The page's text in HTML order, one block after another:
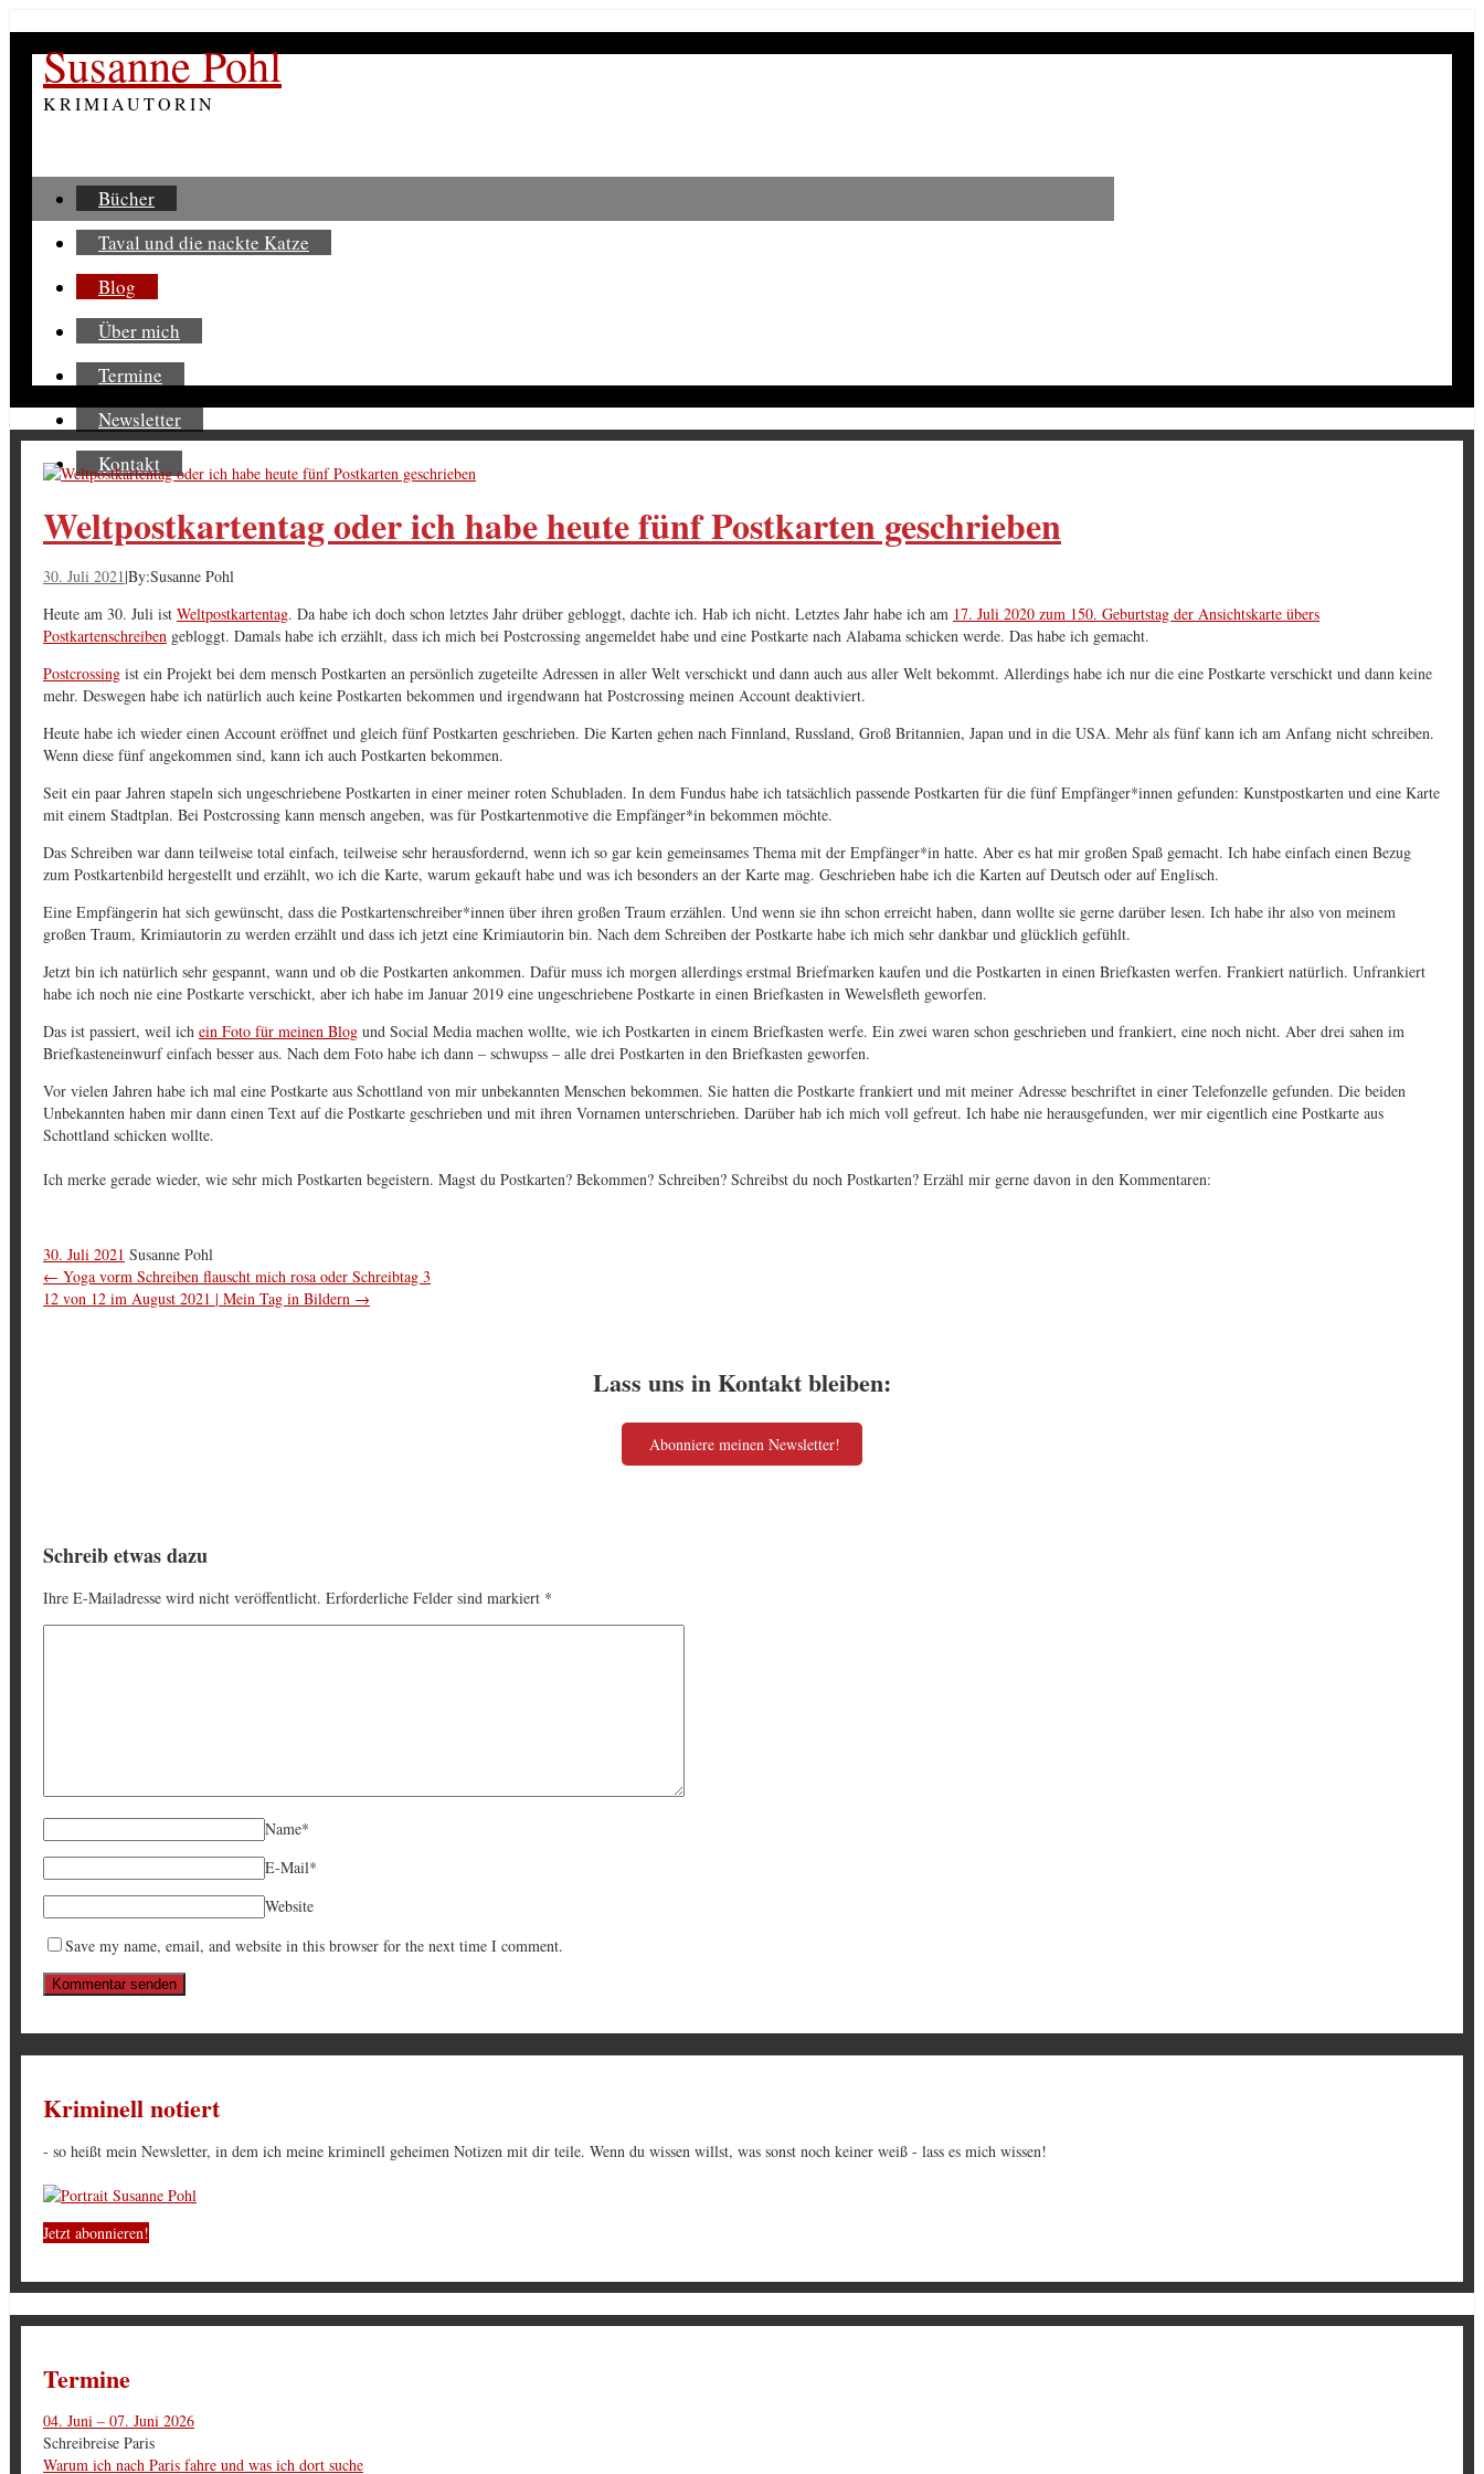
Susanne Pohl
KRIMIAUTORIN
Bücher
Taval und die nackte Katze
Blog
Über mich
Termine
Newsletter
Kontakt
Weltpostkartentag oder ich habe heute fünf Postkarten geschrieben
30. Juli 2021|By:Susanne Pohl
Heute am 30. Juli ist Weltpostkartentag. Da habe ich doch schon letztes Jahr drüber gebloggt, dachte ich. Hab ich nicht. Letztes Jahr habe ich am 17. Juli 2020 zum 150. Geburtstag der Ansichtskarte übers
Postkartenschreiben gebloggt. Damals habe ich erzählt, dass ich mich bei Postcrossing angemeldet habe und eine Postkarte nach Alabama schicken werde. Das habe ich gemacht.
Postcrossing ist ein Projekt bei dem mensch Postkarten an persönlich zugeteilte Adressen in aller Welt verschickt und dann auch aus aller Welt bekommt. Allerdings habe ich nur die eine Postkarte verschickt und dann keine
mehr. Deswegen habe ich natürlich auch keine Postkarten bekommen und irgendwann hat Postcrossing meinen Account deaktiviert.
Heute habe ich wieder einen Account eröffnet und gleich fünf Postkarten geschrieben. Die Karten gehen nach Finnland, Russland, Groß Britannien, Japan und in die USA. Mehr als fünf kann ich am Anfang nicht schreiben.
Wenn diese fünf angekommen sind, kann ich auch Postkarten bekommen.
Seit ein paar Jahren stapeln sich ungeschriebene Postkarten in einer meiner roten Schubladen. In dem Fundus habe ich tatsächlich passende Postkarten für die fünf Empfänger*innen gefunden: Kunstpostkarten und eine Karte
mit einem Stadtplan. Bei Postcrossing kann mensch angeben, was für Postkartenmotive die Empfänger*in bekommen möchte.
Das Schreiben war dann teilweise total einfach, teilweise sehr herausfordernd, wenn ich so gar kein gemeinsames Thema mit der Empfänger*in hatte. Aber es hat mir großen Spaß gemacht. Ich habe einfach einen Bezug
zum Postkartenbild hergestellt und erzählt, wo ich die Karte, warum gekauft habe und was ich besonders an der Karte mag. Geschrieben habe ich die Karten auf Deutsch oder auf Englisch.
Eine Empfängerin hat sich gewünscht, dass die Postkartenschreiber*innen über ihren großen Traum erzählen. Und wenn sie ihn schon erreicht haben, dann wollte sie gerne darüber lesen. Ich habe ihr also von meinem
großen Traum, Krimiautorin zu werden erzählt und dass ich jetzt eine Krimiautorin bin. Nach dem Schreiben der Postkarte habe ich mich sehr dankbar und glücklich gefühlt.
Jetzt bin ich natürlich sehr gespannt, wann und ob die Postkarten ankommen. Dafür muss ich morgen allerdings erstmal Briefmarken kaufen und die Postkarten in einen Briefkasten werfen. Frankiert natürlich. Unfrankiert
habe ich noch nie eine Postkarte verschickt, aber ich habe im Januar 2019 eine ungeschriebene Postkarte in einen Briefkasten in Wewelsfleth geworfen.
Das ist passiert, weil ich ein Foto für meinen Blog und Social Media machen wollte, wie ich Postkarten in einem Briefkasten werfe. Ein zwei waren schon geschrieben und frankiert, eine noch nicht. Aber drei sahen im
Briefkasteneinwurf einfach besser aus. Nach dem Foto habe ich dann – schwupss – alle drei Postkarten in den Briefkasten geworfen.
Vor vielen Jahren habe ich mal eine Postkarte aus Schottland von mir unbekannten Menschen bekommen. Sie hatten die Postkarte frankiert und mit meiner Adresse beschriftet in einer Telefonzelle gefunden. Die beiden
Unbekannten haben mir dann einen Text auf die Postkarte geschrieben und mit ihren Vornamen unterschrieben. Darüber hab ich mich voll gefreut. Ich habe nie herausgefunden, wer mir eigentlich eine Postkarte aus
Schottland schicken wollte.
Ich merke gerade wieder, wie sehr mich Postkarten begeistern. Magst du Postkarten? Bekommen? Schreiben? Schreibst du noch Postkarten? Erzähl mir gerne davon in den Kommentaren:
30. Juli 2021 Susanne Pohl
← Yoga vorm Schreiben flauscht mich rosa oder Schreibtag 3
12 von 12 im August 2021 | Mein Tag in Bildern →
Lass uns in Kontakt bleiben:
Abonniere meinen Newsletter!
Schreib etwas dazu
Ihre E-Mailadresse wird nicht veröffentlicht. Erforderliche Felder sind markiert *
Name*
E-Mail*
Website
Save my name, email, and website in this browser for the next time I comment.
Kriminell notiert
- so heißt mein Newsletter, in dem ich meine kriminell geheimen Notizen mit dir teile. Wenn du wissen willst, was sonst noch keiner weiß - lass es mich wissen!
Jetzt abonnieren!
Termine
04. Juni – 07. Juni 2026
Schreibreise Paris
Warum ich nach Paris fahre und was ich dort suche